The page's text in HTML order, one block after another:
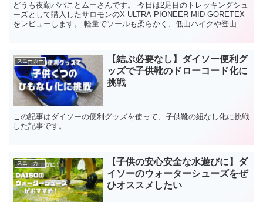
どうも夜勤パパことムーさんです。 今日は2足目のトレッキングシュ
ーズとして購入したサロモンのX ULTRA PIONEER MID-GORETEX
をレビューします。 軽量でソールも柔らかく、低山ハイクや登山初
スニーカー
【結ぶ必要なし】ダイソー便利グ
ッズで子供靴のドローコード化に
挑戦
この記事はダイソーの便利グッズを使って、子供靴の紐なし化に挑戦
した記事です。
スニーカー
【子供の安心安全な水遊びに】ダ
イソーのウォーターシューズをぜ
ひオススメしたい